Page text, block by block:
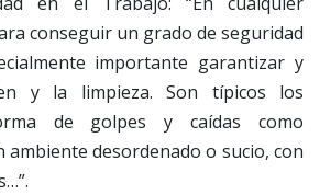
conseguir un grado de seguridad
importante garantizar y
y la limpieza. Son típicos los
de golpes y caídas como
ambiente desordenado o sucio, con